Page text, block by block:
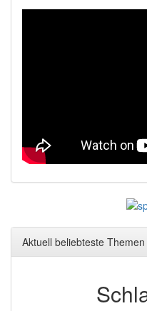
Aktuell beliebteste Themen